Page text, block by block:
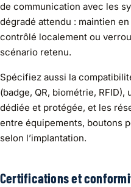
de communication avec les
dégradé attendu : maintien
contrôlé localement ou
scénario retenu.
Spécifiez aussi la
(badge, QR, biométrie,
dédiée et protégée, et les
entre équipements, boutons
selon l’implantation.
Certifications et